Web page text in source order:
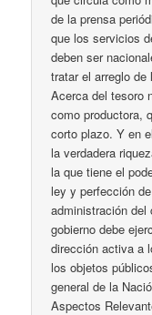
de la prensa
que los servicios
deben ser
tratar el arreglo
Acerca del tesoro
como productora,
corto plazo. Y en
la verdadera
la que tiene el
ley y perfección
administración del
gobierno debe
dirección activa a
los objetos
general de la
Aspectos